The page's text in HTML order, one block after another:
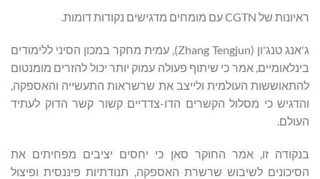
ראיונות של CGTN עם מומחים מדגישים נקודות דומות.
ג'אנג טנג'ון (Zhang Tengjun), עמית מחקר במכון הסיני ללימודים
בינלאומיים, אמר כי שיתוף פעולה עמוק יותר יכול להזרים מומנטום
להתאוששות העולמית ולייצב את שרשראות התעשייה והאספקה,
והדגיש כי מסלול הקשרים הדו-צדדיים קשור קשר הדוק לעתיד
העולם.
בנקודה זו, אמר החוקר סאן כי יחסים יציבים מפחיתים את
הסיכונים לשיבוש שרשרת האספקה, תנודתיות פיננסית ופיצול